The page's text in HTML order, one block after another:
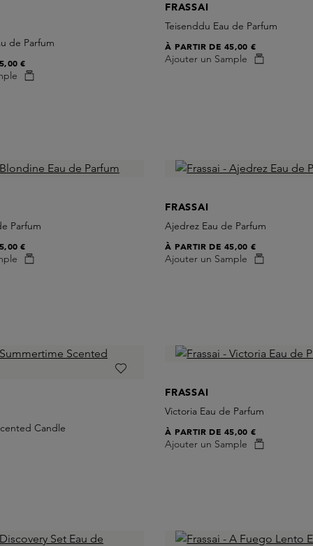
de Parfum
€
FRASSAI
Teisenddu Eau de Parfum
Ajouter un Sample
À PARTIR DE45,00 €
Parfum
€
FRASSAI
Ajedrez Eau de Parfum
Ajouter un Sample
À PARTIR DE45,00 €
Candle
FRASSAI
Victoria Eau de Parfum
Ajouter un Sample
À PARTIR DE45,00 €